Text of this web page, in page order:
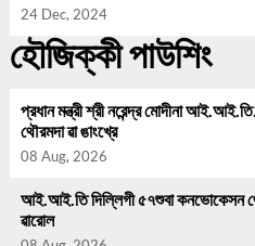
24 Dec, 2024
হৌজিক্কী পাউশিং
প্রধান মন্ত্রী শ্রী নরেন্দ্র মোদীনা
থৌরমদা ৱা ঙাংখ্রে
08 Aug, 2026
আই.আই.তি দিল্লিগী ৫৭শুবা কনভোকেসন
ৱারোল